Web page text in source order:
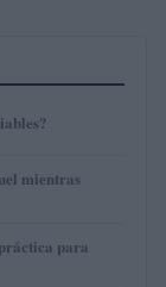
mientras
para